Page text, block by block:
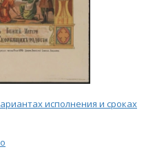
исполнения и сроках